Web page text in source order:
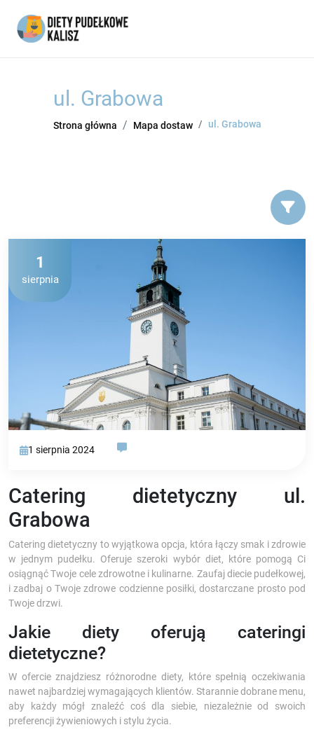
ul. Grabowa
Strona główna Mapa dostaw ul. Grabowa
1 sierpnia 2024
1
sierpnia
Catering dietetyczny ul.
Grabowa
Catering dietetyczny to wyjątkowa opcja, która łączy smak i zdrowie
w jednym pudełku. Oferuje szeroki wybór diet, które pomogą Ci
osiągnąć Twoje cele zdrowotne i kulinarne. Zaufaj diecie pudełkowej,
i zadbaj o Twoje zdrowe codzienne posiłki, dostarczane prosto pod
Twoje drzwi.
Jakie diety oferują cateringi
dietetyczne?
W ofercie znajdziesz różnorodne diety, które spełnią oczekiwania
nawet najbardziej wymagających klientów. Starannie dobrane menu,
aby każdy mógł znaleźć coś dla siebie, niezależnie od swoich
preferencji żywieniowych i stylu życia.